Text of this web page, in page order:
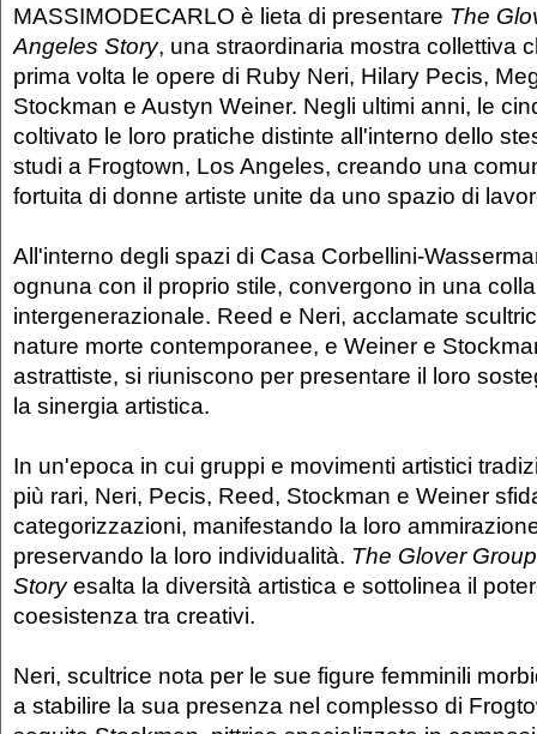
MASSIMODECARLO è lieta di presentare The
Angeles Story, una straordinaria mostra collettiva
prima volta le opere di Ruby Neri, Hilary Pecis,
Stockman e Austyn Weiner. Negli ultimi anni, le
coltivato le loro pratiche distinte all'interno dello
studi a Frogtown, Los Angeles, creando una
fortuita di donne artiste unite da uno spazio di
All'interno degli spazi di Casa Corbellini-
ognuna con il proprio stile, convergono in una
intergenerazionale. Reed e Neri, acclamate
nature morte contemporanee, e Weiner e
astrattiste, si riuniscono per presentare il loro
la sinergia artistica.
In un'epoca in cui gruppi e movimenti artistici
più rari, Neri, Pecis, Reed, Stockman e Weiner
categorizzazioni, manifestando la loro
preservando la loro individualità. The Glover
Storyesalta la diversità artistica e sottolinea il
coesistenza tra creativi.
Neri, scultrice nota per le sue figure femminili
a stabilire la sua presenza nel complesso di